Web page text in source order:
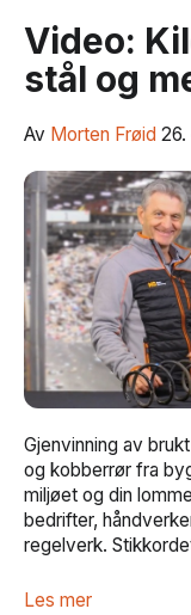
Video:
stål og
Av Morten Frøid 26.
Gjenvinning av
og kobberrør fra
miljøet og din
bedrifter,
regelverk.
Les mer